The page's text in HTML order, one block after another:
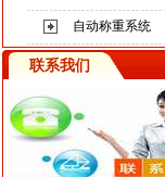
自动称重系统
联系我们